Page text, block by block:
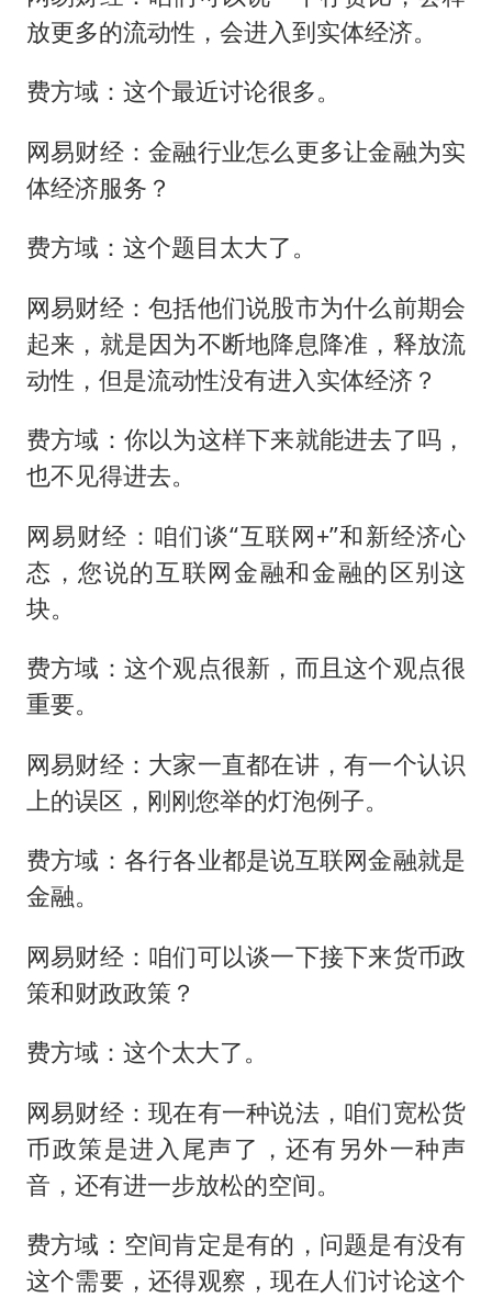
放更多的流动性，会进入到实体经济。
费方域：这个最近讨论很多。
网易财经：金融行业怎么更多让金融为实
体经济服务？
费方域：这个题目太大了。
网易财经：包括他们说股市为什么前期会
起来，就是因为不断地降息降准，释放流
动性，但是流动性没有进入实体经济？
费方域：你以为这样下来就能进去了吗，
也不见得进去。
网易财经：咱们谈“互联网+”和新经济心
态，您说的互联网金融和金融的区别这
块。
费方域：这个观点很新，而且这个观点很
重要。
网易财经：大家一直都在讲，有一个认识
上的误区，刚刚您举的灯泡例子。
费方域：各行各业都是说互联网金融就是
金融。
网易财经：咱们可以谈一下接下来货币政
策和财政政策？
费方域：这个太大了。
网易财经：现在有一种说法，咱们宽松货
币政策是进入尾声了，还有另外一种声
音，还有进一步放松的空间。
费方域：空间肯定是有的，问题是有没有
这个需要，还得观察，现在人们讨论这个